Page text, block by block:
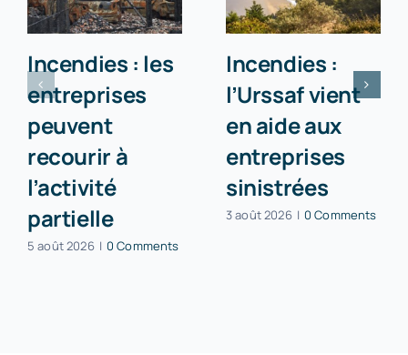
Incendies : les
entreprises
peuvent
recourir à
l’activité
partielle
5 août 2026 | 0 Comments
Incendies :
l’Urssaf vient
en aide aux
entreprises
sinistrées
3 août 2026 | 0 Comments